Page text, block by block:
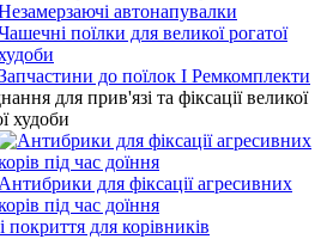
автонапувалки
поїлки для великої рогатої
до поїлок І Ремкомплекти
для прив'язі та фіксації великої
худоби
для фіксації агресивних
під час доїння
покриття для корівників